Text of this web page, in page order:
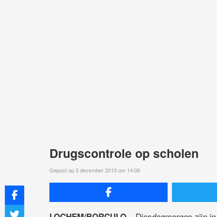
Drugscontrole op scholen
Gepost op 3 december 2013 om 14:08